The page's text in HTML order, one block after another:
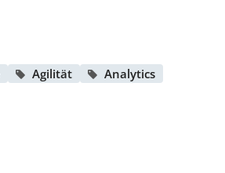
Agilität Analytics